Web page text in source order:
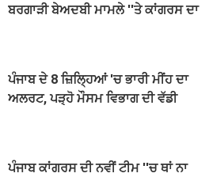
ਬਰਗਾੜੀ ਬੇਅਦਬੀ ਮਾਮਲੇ ''ਤੇ ਕਾਂਗਰਸ ਦਾ
ਪੰਜਾਬ ਦੇ 8 ਜ਼ਿਲ੍ਹਿਆਂ 'ਚ ਭਾਰੀ ਮੀਂਹ ਦਾ
ਅਲਰਟ, ਪੜ੍ਹੋ ਮੌਸਮ ਵਿਭਾਗ ਦੀ ਵੱਡੀ
ਪੰਜਾਬ ਕਾਂਗਰਸ ਦੀ ਨਵੀਂ ਟੀਮ ''ਚ ਥਾਂ ਨਾ